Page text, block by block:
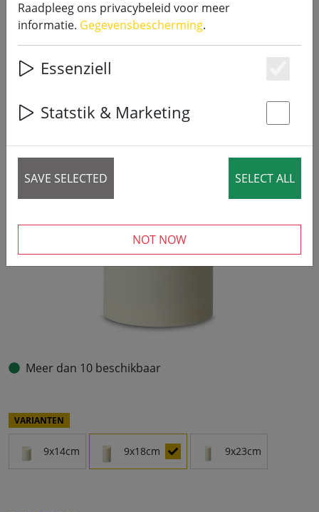
Meer dan 10 beschikbaar
VARIANTEN
9x14cm 9x18cm 9x23cm
Raadpleeg ons privacybeleid voor meer
informatie. Gegevensbescherming.
Essenziell
Statstik & Marketing
SAVE SELECTED SELECT ALL
NOT NOW